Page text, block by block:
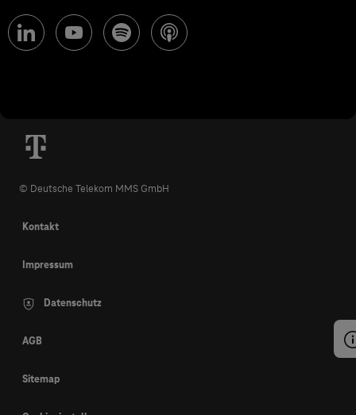
© Deutsche Telekom MMS GmbH
Kontakt
Impressum
Datenschutz
AGB
Sitemap